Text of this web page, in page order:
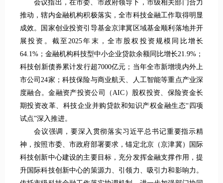
会议指出，在市委、市政府领导下，市级相关部门合力
推动，辖内金融机构积极落实，全市科技金融工作取得明显
成效。国家创业投资引导基金京津冀区域基金顺利落地并开
展投资。截至2025年末，全市股权投资规模同比增长
64.1%；金融机构科技型中小企业贷款余额同比增长21.9%；
科技创新债券累计发行超7000亿元；当年全市新增境内外上
市公司24家；科技保险与商业航天、人工智能等重点产业深
度融合。金融资产投资公司（AIC）股权投资、保险资金长
期投资改革、科技企业并购贷款和知识产权金融生态“四项
试点”深入推进。
会议强调，要深入贯彻落实习近平总书记重要指示精
神，按照市委、市政府部署要求，锚定北京（京津冀）国际
科技创新中心建设的主要目标，充分发挥金融支撑作用，提
升国际科技创新中心的策源力、引领力、吸引力和影响力。